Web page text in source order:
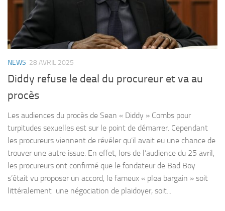
NEWS 28 AVRIL 2025
Diddy refuse le deal du procureur et va au
procès
Les audiences du procès de Sean « Diddy » Combs pour
turpitudes sexuelles est sur le point de démarrer. Cependant
les procureurs viennent de révéler qu’il avait eu une chance de
trouver une autre issue. En effet, lors de l’audience du 25 avril,
les procureurs ont confirmé que le fondateur de Bad Boy
s’était vu proposer un accord, le fameux « plea bargain » soit
littéralement une négociation de plaidoyer, soit...